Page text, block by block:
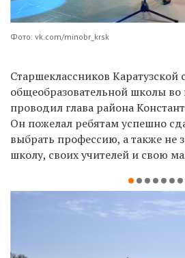
Фото: vk.com/minobr_krsk
Старшеклассников Каратузской
общеобразовательной школы во
проводил глава района
Он пожелал ребятам успешно
выбрать профессию, а также не
школу, своих учителей и свою